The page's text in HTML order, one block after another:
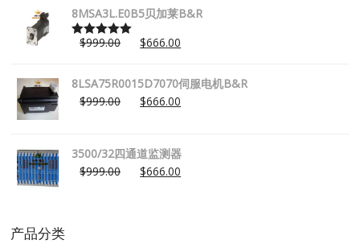
8MSA3L.E0B5贝加莱B&R
Rated5.00
$999.00 $666.00
8LSA75R0015D7070伺服电机B&R
$999.00 $666.00
3500/32四通道监测器
$999.00 $666.00
产品分类